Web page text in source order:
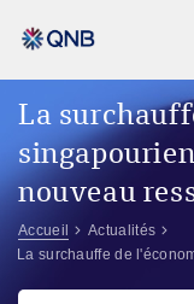
La
nouveau
Accueil
Actualités
La surchauffe de